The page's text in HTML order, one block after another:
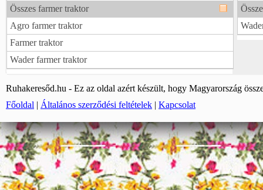
Összes farmer traktor
Agro farmer traktor
Farmer traktor
Wader farmer traktor
Ruhakeresőd.hu - Ez az oldal azért készült, hogy Magyarország
Főoldal | Általános szerződési feltételek | Kapcsolat